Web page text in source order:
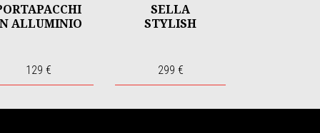
ALLUMINIO
129 €
SELLA
STYLISH
299 €